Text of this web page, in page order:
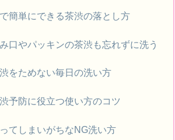
簡単にできる茶渋の落とし方
口やパッキンの茶渋も忘れずに洗う
をためない毎日の洗い方
予防に役立つ使い方のコツ
てしまいがちなNG洗い方